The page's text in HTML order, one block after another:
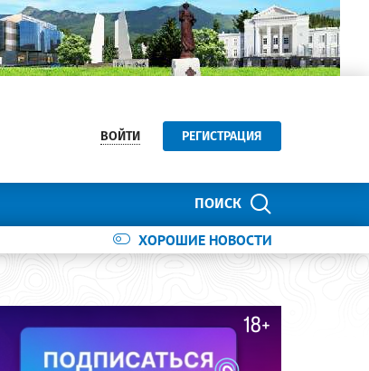
ВОЙТИ РЕГИСТРАЦИЯ
ПОИСК
ХОРОШИЕ НОВОСТИ